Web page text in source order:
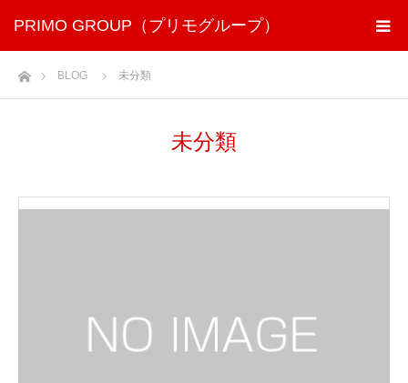
PRIMO GROUP（プリモグループ）
ホームBLOG 未分類
未分類